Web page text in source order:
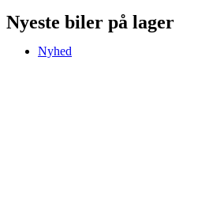
Nyeste biler på lager
Nyhed